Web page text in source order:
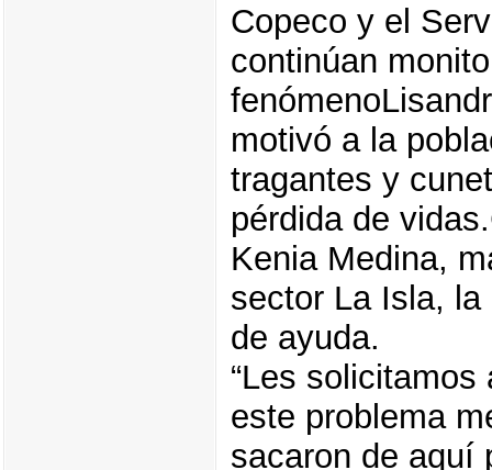
Copeco y el
continúan
motivó a la
tragantes y
pérdida de
Kenia Medina,
sector La Isla,
de ayuda.
“Les
este problema
sacaron de aquí